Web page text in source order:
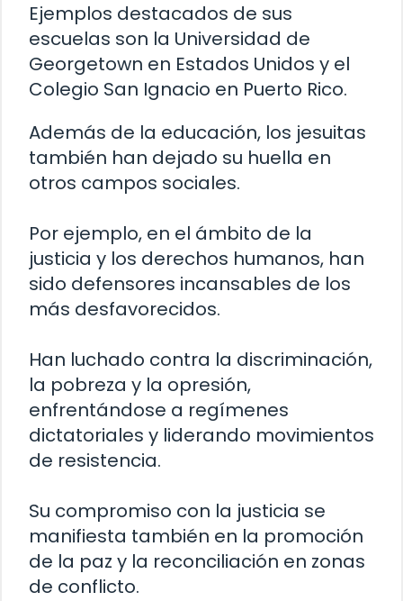
Ejemplos destacados de sus
escuelas son la Universidad de
Georgetown en Estados Unidos y el
Colegio San Ignacio en Puerto Rico.
Además de la educación, los jesuitas
también han dejado su huella en
otros campos sociales.
Por ejemplo, en el ámbito de la
justicia y los derechos humanos, han
sido defensores incansables de los
más desfavorecidos.
Han luchado contra la discriminación,
la pobreza y la opresión,
enfrentándose a regímenes
dictatoriales y liderando movimientos
de resistencia.
Su compromiso con la justicia se
manifiesta también en la promoción
de la paz y la reconciliación en zonas
de conflicto.